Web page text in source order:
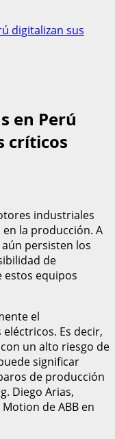
digitalizan sus
en Perú
críticos
industriales
la producción. A
persisten los
de
estos equipos
el
Es decir,
un alto riesgo de
significar
de producción
Diego Arias,
de ABB en